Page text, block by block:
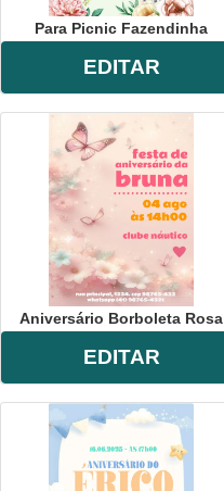
Para Picnic Fazendinha
EDITAR
Aniversário Borboleta Rosa
EDITAR